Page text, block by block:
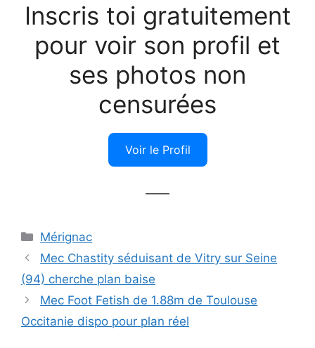
Inscris toi gratuitement
pour voir son profil et
ses photos non
censurées
Voir le Profil
——
Catégories
Mérignac
Mec Chastity séduisant de Vitry sur Seine
(94) cherche plan baise
Mec Foot Fetish de 1.88m de Toulouse
Occitanie dispo pour plan réel